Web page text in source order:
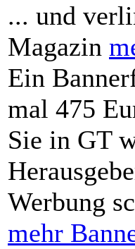
... und
Magazin
Ein
mal 475
Sie in GT
Werbung
mehr